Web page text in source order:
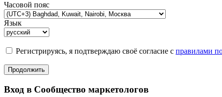
Часовой пояс
Язык
Регистрируясь, я подтверждаю своё согласие с правилами
Продолжить
Вход в Сообщество маркетологов